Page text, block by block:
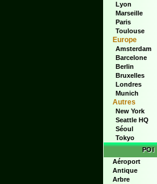
Lyon
Marseille
Paris
Toulouse
Europe
Amsterdam
Barcelone
Berlin
Bruxelles
Londres
Munich
Autres
New York
Seattle HQ
Séoul
Tokyo
POI
Aéroport
Antique
Arbre